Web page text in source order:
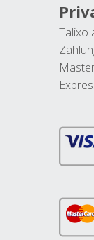
Talixo